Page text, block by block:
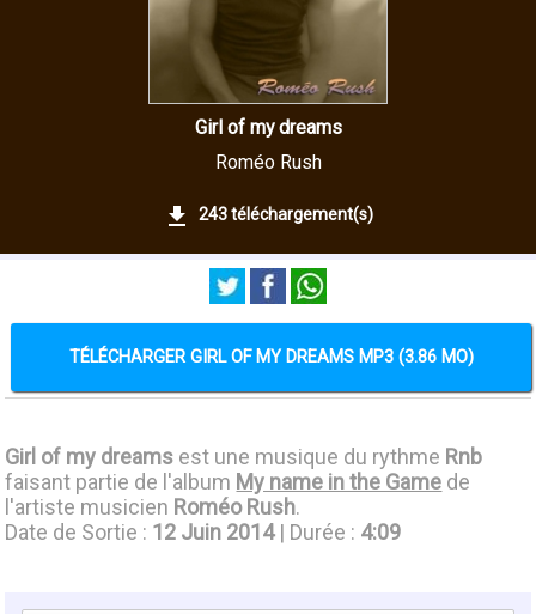
Girl of my dreams
Roméo Rush
243 téléchargement(s)
TÉLÉCHARGER GIRL OF MY DREAMS MP3 (3.86 MO)
Girl of my dreams est une musique du rythme Rnb
faisant partie de l'album My name in the Game de
l'artiste musicien Roméo Rush.
Date de Sortie : 12 Juin 2014| Durée : 4:09